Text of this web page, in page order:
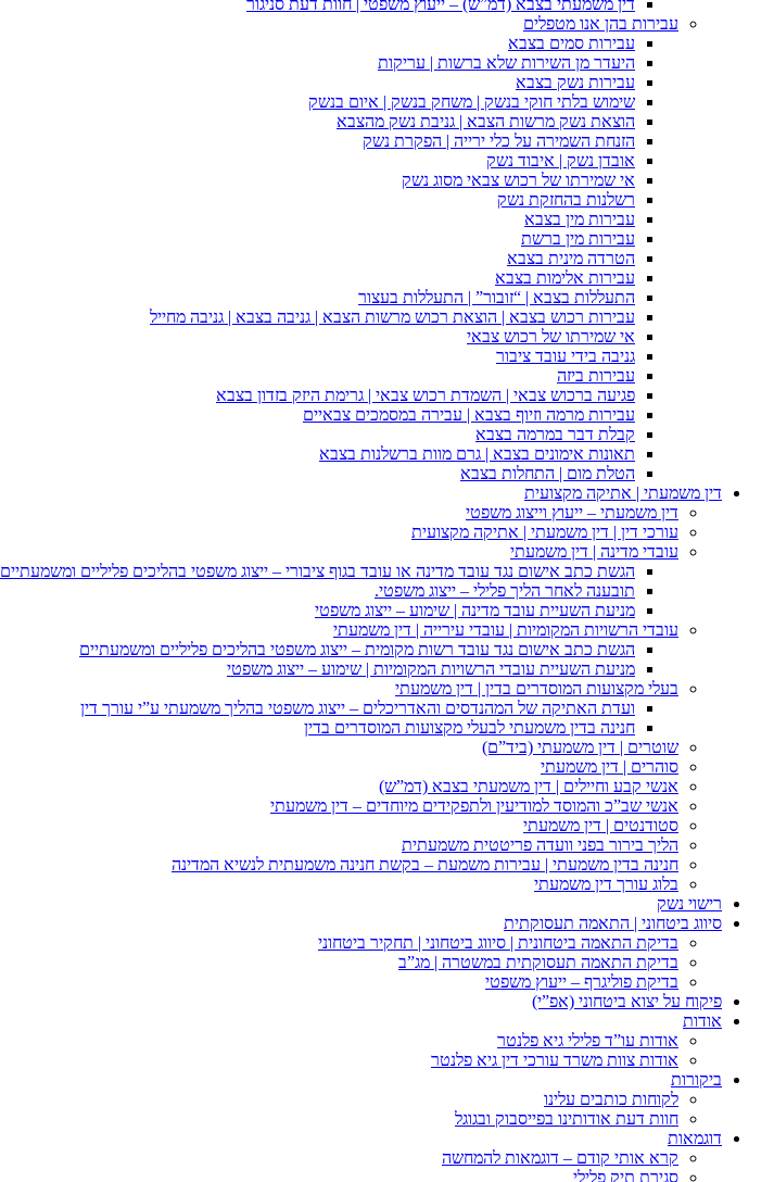
דין משמעתי בצבא (דמ”ש) – ייעוץ משפטי | חוות דעת סניגור
עבירות בהן אנו מטפלים
עבירות סמים בצבא
היעדר מן השירות שלא ברשות | עריקות
עבירות נשק בצבא
שימוש בלתי חוקי בנשק | משחק בנשק | איום בנשק
הוצאת נשק מרשות הצבא | גניבת נשק מהצבא
הזנחת השמירה על כלי ירייה | הפקרת נשק
אובדן נשק | איבוד נשק
אי שמירתו של רכוש צבאי מסוג נשק
רשלנות בהחזקת נשק
עבירות מין בצבא
עבירות מין ברשת
הטרדה מינית בצבא
עבירות אלימות בצבא
התעללות בצבא | “זובור” | התעללות בעצור
עבירות רכוש בצבא | הוצאת רכוש מרשות הצבא | גניבה בצבא | גניבה מחייל
אי שמירתו של רכוש צבאי
גניבה בידי עובד ציבור
עבירות ביזה
פגיעה ברכוש צבאי | השמדת רכוש צבאי | גרימת היזק בזדון בצבא
עבירות מרמה וזיוף בצבא | עבירה במסמכים צבאיים
קבלת דבר במרמה בצבא
תאונות אימונים בצבא | גרם מוות ברשלנות בצבא
הטלת מום | התחלות בצבא
דין משמעתי | אתיקה מקצועית
דין משמעתי – ייעוץ וייצוג משפטי
עורכי דין | דין משמעתי | אתיקה מקצועית
עובדי מדינה | דין משמעתי
הגשת כתב אישום נגד עובד מדינה או עובד בגוף ציבורי – ייצוג משפטי בהליכים פליליים ומשמעתיים
תובענה לאחר הליך פלילי – ייצוג משפטי.
מניעת השעיית עובד מדינה | שימוע – ייצוג משפטי
עובדי הרשויות המקומיות | עובדי עירייה | דין משמעתי
הגשת כתב אישום נגד עובד רשות מקומית – ייצוג משפטי בהליכים פליליים ומשמעתיים
מניעת השעיית עובדי הרשויות המקומיות | שימוע – ייצוג משפטי
בעלי מקצועות המוסדרים בדין | דין משמעתי
ועדת האתיקה של המהנדסים והאדריכלים – ייצוג משפטי בהליך משמעתי ע”י עורך דין
חנינה בדין משמעתי לבעלי מקצועות המוסדרים בדין
שוטרים | דין משמעתי (ביד”ם)
סוהרים | דין משמעתי
אנשי קבע וחיילים | דין משמעתי בצבא (דמ”ש)
אנשי שב”כ והמוסד למודיעין ולתפקידים מיוחדים – דין משמעתי
סטודנטים | דין משמעתי
הליך בירור בפני וועדה פריטטית משמעתית
חנינה בדין משמעתי | עבירות משמעת – בקשת חנינה משמעתית לנשיא המדינה
בלוג עורך דין משמעתי
רישוי נשק
סיווג ביטחוני | התאמה תעסוקתית
בדיקת התאמה ביטחונית | סיווג ביטחוני | תחקיר ביטחוני
בדיקת התאמה תעסוקתית במשטרה | מג”ב
בדיקת פוליגרף – ייעוץ משפטי
פיקוח על יצוא ביטחוני (אפ”י)
אודות
אודות עו”ד פלילי גיא פלנטר
אודות צוות משרד עורכי דין גיא פלנטר
ביקורות
לקוחות כותבים עלינו
חוות דעת אודותינו בפייסבוק ובגוגל
דוגמאות
קרא אותי קודם – דוגמאות להמחשה
סגירת תיק פלילי